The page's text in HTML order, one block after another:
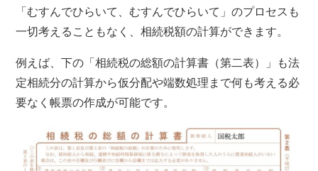
「むすんでひらいて、むすんでひらいて」のプロセスも
一切考えることもなく、相続税額の計算ができます。
例えば、下の「相続税の総額の計算書（第二表）」も法
定相続分の計算から仮分配や端数処理まで何も考える必
要なく帳票の作成が可能です。